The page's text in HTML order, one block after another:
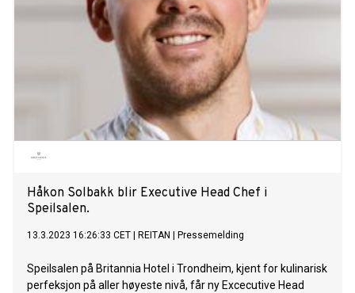
Håkon Solbakk blir Executive Head Chef i
Speilsalen.
13.3.2023 16:26:33 CET REITAN Pressemelding
Speilsalen på Britannia Hotel i Trondheim, kjent for kulinarisk
perfeksjon på aller høyeste nivå, får ny Excecutive Head